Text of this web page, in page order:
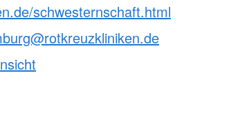
schwesternschaft.html